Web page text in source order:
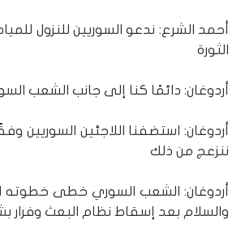
أحمد الشرع: ندعو السوريين للنزول
الثورة
أردوغان: دائمًا كنا إلى جانب الشعب
أردوغان: استضفنا اللاجئين السوريين
ننزعج من ذلك
أردوغان: الشعب السوري خطى خطوته
والسلام بعد إسقاط نظام البعث وفرار